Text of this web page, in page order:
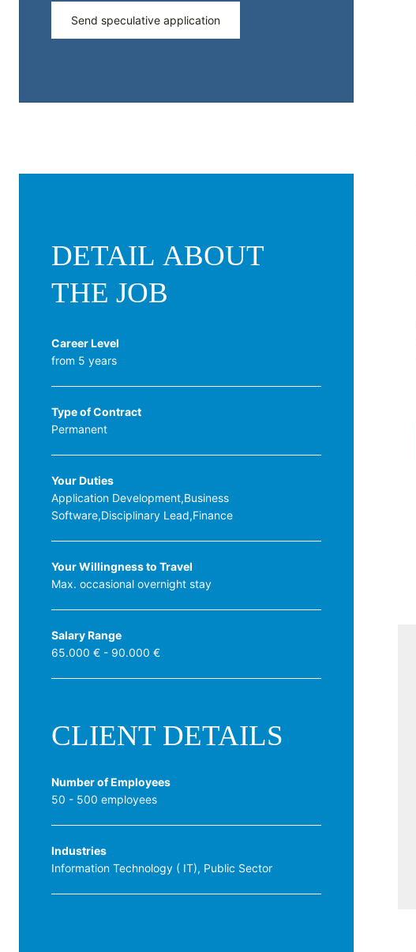
Send speculative application
DETAIL ABOUT
THE JOB
Career Level
from 5 years
Type of Contract
Permanent
Your Duties
Application Development,Business
Software,Disciplinary Lead,Finance
Your Willingness to Travel
Max. occasional overnight stay
Salary Range
65.000 € - 90.000 €
CLIENT DETAILS
Number of Employees
50 - 500 employees
Industries
Information Technology ( IT), Public Sector